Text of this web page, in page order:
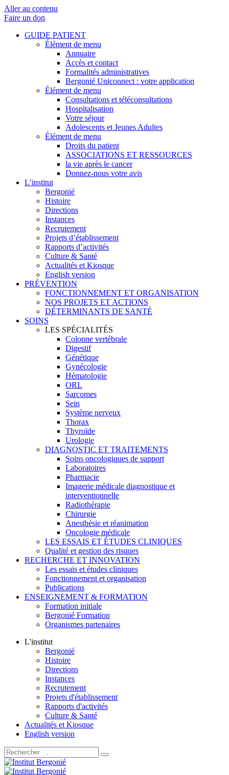
Aller au contenu
Faire un don
GUIDE PATIENT
Élément de menu
Annuaire
Accès et contact
Formalités administratives
Bergonié Uniconnect : votre application
Élément de menu
Consultations et téléconsultations
Hospitalisation
Votre séjour
Adolescents et Jeunes Adultes
Élément de menu
Droits du patient
ASSOCIATIONS ET RESSOURCES
la vie après le cancer
Donnez-nous votre avis
L’institut
Bergonié
Histoire
Directions
Instances
Recrutement
Projets d’établissement
Rapports d’activités
Culture & Santé
Actualités et Kiosque
English version
PRÉVENTION
FONCTIONNEMENT ET ORGANISATION
NOS PROJETS ET ACTIONS
DÉTERMINANTS DE SANTÉ
SOINS
LES SPÉCIALITÉS
Colonne vertébrale
Digestif
Génétique
Gynécologie
Hématologie
ORL
Sarcomes
Sein
Système nerveux
Thorax
Thyroïde
Urologie
DIAGNOSTIC ET TRAITEMENTS
Soins oncologiques de support
Laboratoires
Pharmacie
Imagerie médicale diagnostique et
interventionnelle
Radiothérapie
Chirurgie
Anesthésie et réanimation
Oncologie médicale
LES ESSAIS ET ÉTUDES CLINIQUES
Qualité et gestion des risques
RECHERCHE ET INNOVATION
Les essais et études cliniques
Fonctionnement et organisation
Publications
ENSEIGNEMENT & FORMATION
Formation initiale
Bergonié Formation
Organismes partenaires
L'institut
Bergonié
Histoire
Directions
Instances
Recrutement
Projets d'établissement
Rapports d'activités
Culture & Santé
Actualités et Kiosque
English version
Rechercher :